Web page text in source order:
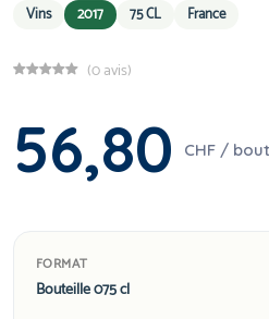
Vins 2017 75 CL France
(0 avis)
56,80 CHF /
FORMAT
Bouteille 075 cl